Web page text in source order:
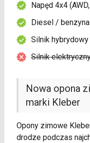
Nowa opona
marki Kleber
Opony zimowe
drodze podczas
Napęd 4x4
Diesel /
Silnik hybrydowy
Silnik